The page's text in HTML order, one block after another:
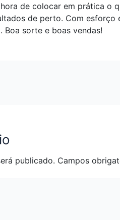
de colocar em prática o
de perto. Com
Boa sorte e boas vendas!
publicado. Campos